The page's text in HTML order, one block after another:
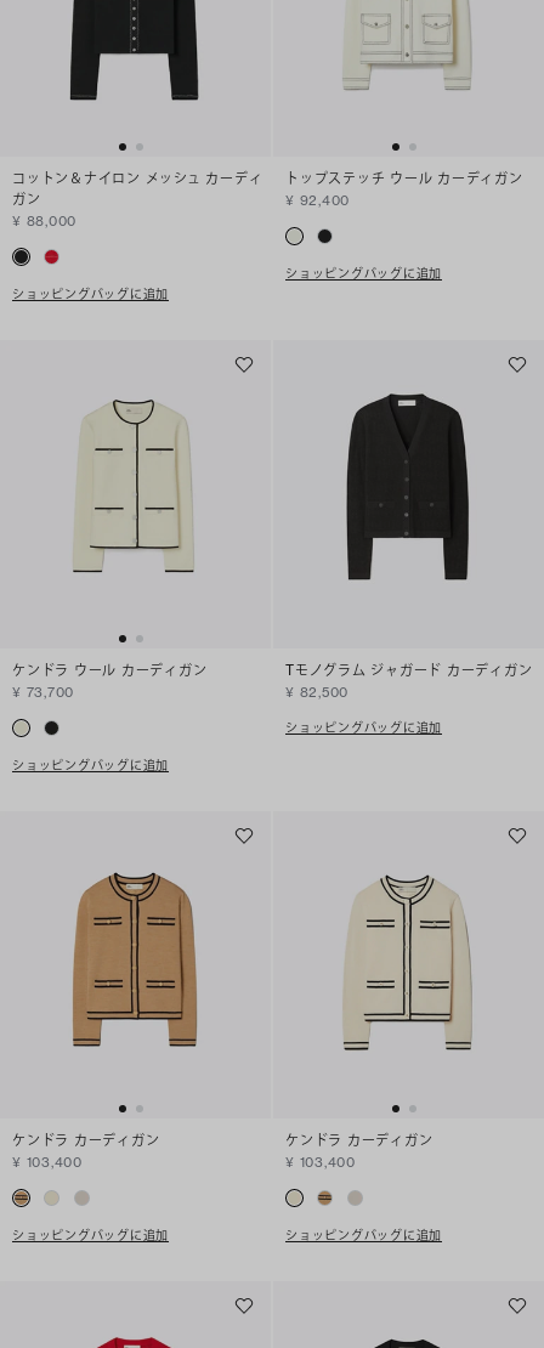
コットン＆ナイロン メッシュ カーディ
ガン
¥ 88,000
ショッピングバッグに追加
トップステッチ ウール カーディガン
¥ 92,400
ショッピングバッグに追加
ケンドラ ウール カーディガン
¥ 73,700
ショッピングバッグに追加
Tモノグラム ジャガード カーディガン
¥ 82,500
ショッピングバッグに追加
ケンドラ カーディガン
¥ 103,400
ショッピングバッグに追加
ケンドラ カーディガン
¥ 103,400
ショッピングバッグに追加